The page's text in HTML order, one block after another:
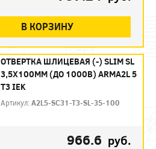
В КОРЗИНУ
ОТВЕРТКА ШЛИЦЕВАЯ (-) SLIM SL
3,5Х100ММ (ДО 1000В) ARMA2L 5
T3 IEK
Артикул:A2L5-SC31-T3-SL-35-100
966.6 руб.